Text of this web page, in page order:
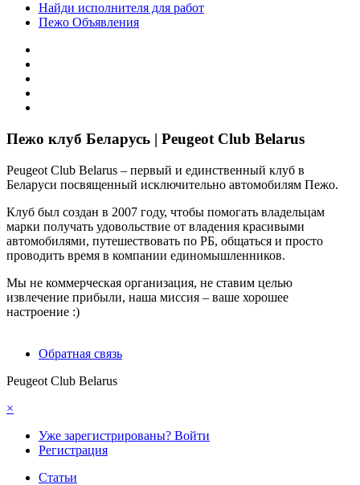
Найди исполнителя для работ
Пежо Объявления
Пежо клуб Беларусь | Peugeot Club Belarus
Peugeot Club Belarus – первый и единственный клуб в
Беларуси посвященный исключительно автомобилям Пежо.
Клуб был создан в 2007 году, чтобы помогать владельцам
марки получать удовольствие от владения красивыми
автомобилями, путешествовать по РБ, общаться и просто
проводить время в компании единомышленников.
Мы не коммерческая организация, не ставим целью
извлечение прибыли, наша миссия – ваше хорошее
настроение :)
Обратная связь
Peugeot Club Belarus
×
Уже зарегистрированы? Войти
Регистрация
Статьи